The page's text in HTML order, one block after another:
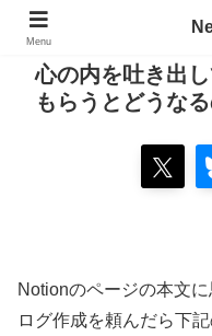
心の内を吐き出
もらうとどうな
Notionのページの本文
ログ作成を頼んだら下
Menu